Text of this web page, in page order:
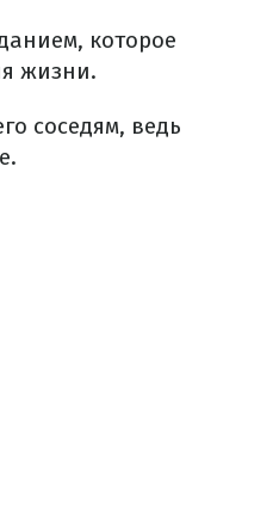
которое
жизни.
соседям, ведь